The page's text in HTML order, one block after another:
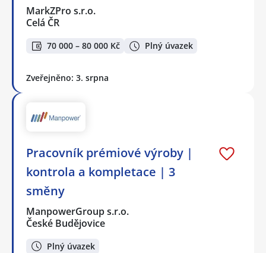
MarkZPro s.r.o.
Celá ČR
70 000 – 80 000 Kč Plný úvazek
Zveřejněno: 3. srpna
Pracovník prémiové výroby |
kontrola a kompletace | 3
směny
ManpowerGroup s.r.o.
České Budějovice
Plný úvazek